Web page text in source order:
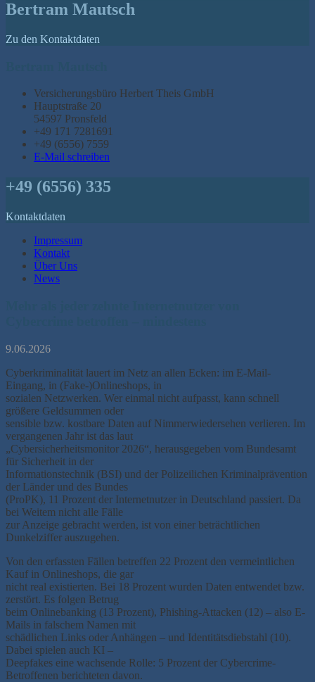
Bertram Mautsch
Zu den Kontaktdaten
Versicherungsbüro Herbert Theis GmbH
Hauptstraße 20
54597 Pronsfeld
+49 171 7281691
+49 (6556) 7559
E-Mail schreiben
+49 (6556) 335
Kontaktdaten
Impressum
Kontakt
Über Uns
News
9.06.2026
Cyberkriminalität lauert im Netz an allen Ecken: im E-Mail-
Eingang, in (Fake-)Onlineshops, in
sozialen Netzwerken. Wer einmal nicht aufpasst, kann schnell
größere Geldsummen oder
sensible bzw. kostbare Daten auf Nimmerwiedersehen verlieren. Im
vergangenen Jahr ist das laut
„Cybersicherheitsmonitor 2026“, herausgegeben vom Bundesamt
für Sicherheit in der
Informationstechnik (BSI) und der Polizeilichen Kriminalprävention
der Länder und des Bundes
(ProPK), 11 Prozent der Internetnutzer in Deutschland passiert. Da
bei Weitem nicht alle Fälle
zur Anzeige gebracht werden, ist von einer beträchtlichen
Dunkelziffer auszugehen.
Von den erfassten Fällen betreffen 22 Prozent den vermeintlichen
Kauf in Onlineshops, die gar
nicht real existierten. Bei 18 Prozent wurden Daten entwendet bzw.
zerstört. Es folgen Betrug
beim Onlinebanking (13 Prozent), Phishing-Attacken (12) – also E-
Mails in falschem Namen mit
schädlichen Links oder Anhängen – und Identitätsdiebstahl (10).
Dabei spielen auch KI –
Deepfakes eine wachsende Rolle: 5 Prozent der Cybercrime-
Betroffenen berichteten davon.